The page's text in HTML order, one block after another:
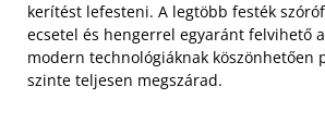
kerítést lefesteni. A legtöbb festék
ecsetel és hengerrel egyaránt felvihető
modern technológiáknak köszönhetően
szinte teljesen megszárad.